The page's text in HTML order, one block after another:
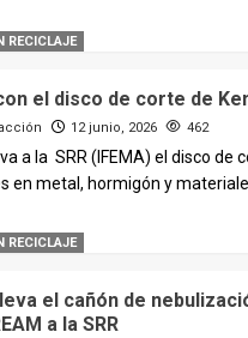
RECICLAJE
el disco de corte de
12 junio, 2026 462
a la SRR (IFEMA) el disco de
en metal, hormigón y
RECICLAJE
el cañón de
a la SRR